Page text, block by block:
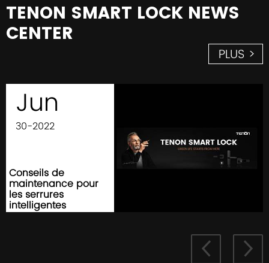
TENON SMART LOCK NEWS
CENTER
PLUS >
Jun
30-2022
Conseils de
maintenance pour
les serrures
intelligentes
 